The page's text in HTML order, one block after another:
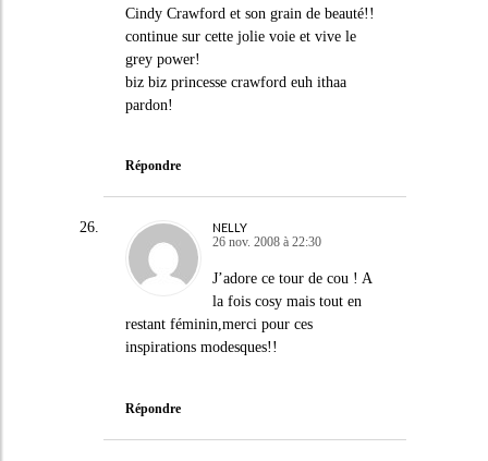
Cindy Crawford et son grain de beauté!!
continue sur cette jolie voie et vive le
grey power!
biz biz princesse crawford euh ithaa
pardon!
Répondre
NELLY
26 nov. 2008 à 22:30
J’adore ce tour de cou ! A
la fois cosy mais tout en
restant féminin,merci pour ces
inspirations modesques!!
Répondre